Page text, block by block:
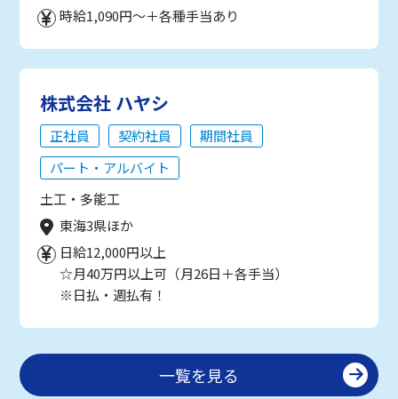
時給1,090円～＋各種手当あり
株式会社 ハヤシ
正社員 契約社員
期間社員
パート・アルバイト
土工・多能工
東海3県ほか
日給12,000円以上
☆月40万円以上可（月26日＋各手当）
※日払・週払有！
一覧を見る